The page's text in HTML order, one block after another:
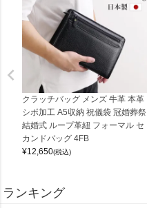
クラッチバッグ メンズ 牛革 本革
シボ加工 A5収納 祝儀袋 冠婚葬祭
結婚式 ループ革紐 フォーマル セ
カンドバッグ 4FB
¥12,650(税込)
ランキング